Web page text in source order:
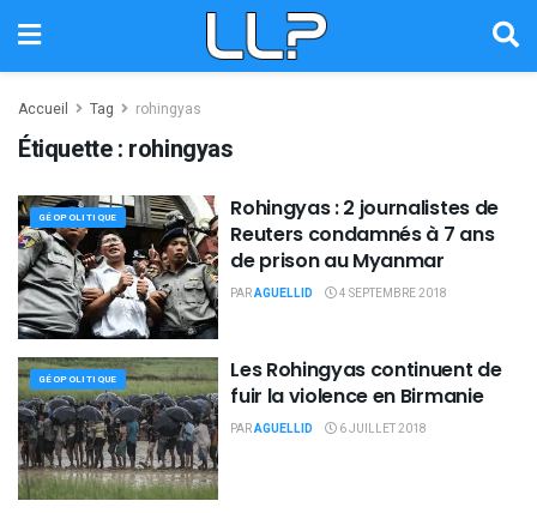
Accueil Tag rohingyas
Étiquette : rohingyas
GÉOPOLITIQUE
Rohingyas : 2 journalistes de
Reuters condamnés à 7 ans
de prison au Myanmar
PARAGUELLID 4 SEPTEMBRE 2018
GÉOPOLITIQUE
Les Rohingyas continuent de
fuir la violence en Birmanie
PARAGUELLID 6 JUILLET 2018